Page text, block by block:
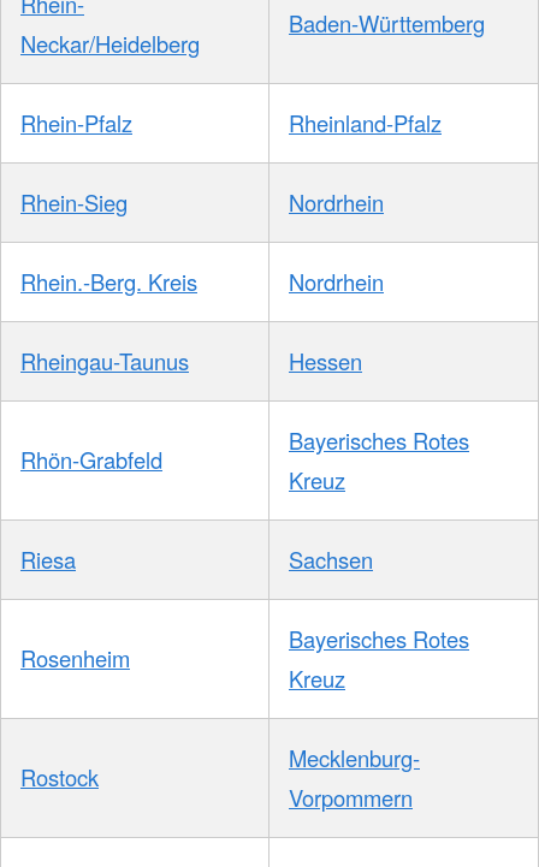
Neckar/Heidelberg
Baden-Württemberg
Rhein-Pfalz Rheinland-Pfalz
Rhein-Sieg Nordrhein
Rhein.-Berg. Kreis Nordrhein
Rheingau-Taunus Hessen
Rhön-Grabfeld
Bayerisches Rotes
Kreuz
Riesa Sachsen
Rosenheim
Bayerisches Rotes
Kreuz
Rostock
Mecklenburg-
Vorpommern